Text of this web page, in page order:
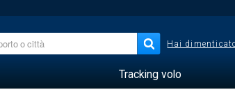
Hai
Tracking volo